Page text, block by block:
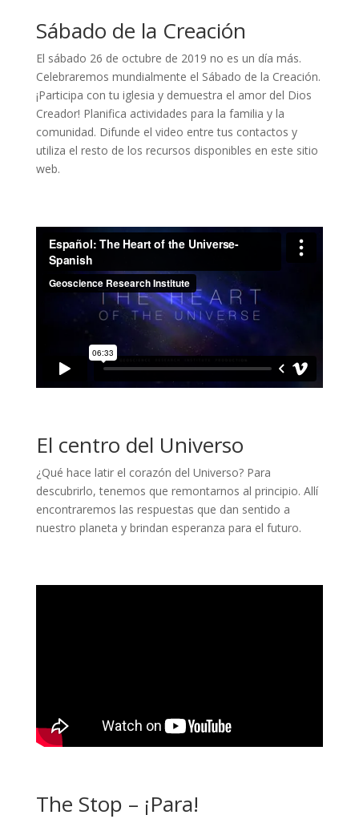
Sábado de la Creación
El sábado 26 de octubre de 2019 no es un día más.
Celebraremos mundialmente el Sábado de la Creación.
¡Participa con tu iglesia y demuestra el amor del Dios
Creador! Planifica actividades para la familia y la
comunidad. Difunde el video entre tus contactos y
utiliza el resto de los recursos disponibles en este sitio
web.
El centro del Universo
¿Qué hace latir el corazón del Universo? Para
descubrirlo, tenemos que remontarnos al principio. Allí
encontraremos las respuestas que dan sentido a
nuestro planeta y brindan esperanza para el futuro.
The Stop – ¡Para!